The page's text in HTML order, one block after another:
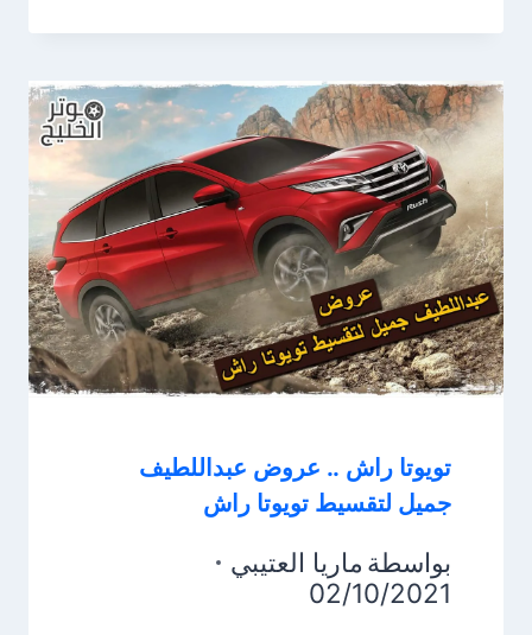
تويوتا راش .. عروض عبداللطيف
جميل لتقسيط تويوتا راش
بواسطة ماريا العتيبي
02/10/2021